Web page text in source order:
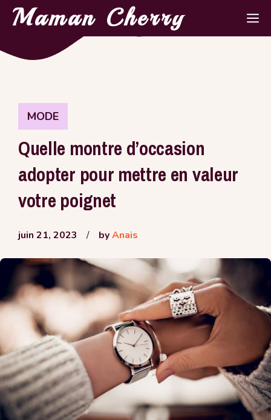
AllerMaman Cherry
MODE
Quelle montre d’occasion
adopter pour mettre en valeur
votre poignet
juin 21, 2023 / byAnais